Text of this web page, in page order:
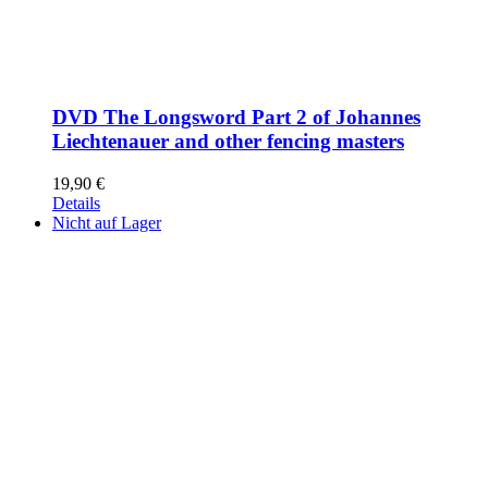
DVD The Longsword Part 2 of Johannes
Liechtenauer and other fencing masters
19,90 €
Details
Nicht auf Lager